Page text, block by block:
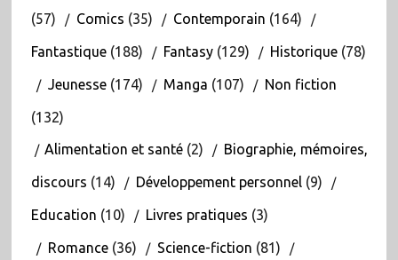
(57) Comics (35) Contemporain (164)
Fantastique(188) Fantasy(129) Historique(78)
Jeunesse(174) Manga (107) Non fiction
(132)
Alimentation et santé(2) Biographie, mémoires,
discours (14) Développement personnel(9)
Education (10) Livres pratiques (3)
Romance(36) Science-fiction (81)